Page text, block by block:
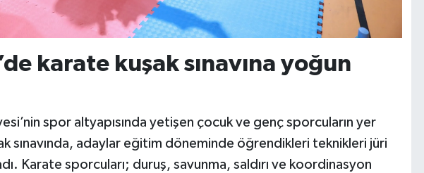
karate kuşak sınavına yoğun
spor altyapısında yetişen çocuk ve genç sporcuların yer
sınavında, adaylar eğitim döneminde öğrendikleri teknikleri jüri
Karate sporcuları; duruş, savunma, saldırı ve koordinasyon